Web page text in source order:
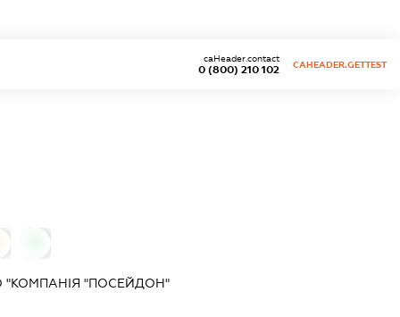
0 (800) 210 102
caHeader.contact
CAHEADER.GETTEST
"КОМПАНІЯ "ПОСЕЙДОН"